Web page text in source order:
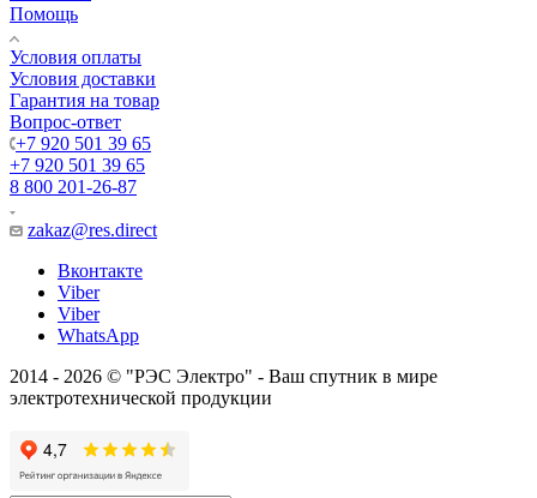
Помощь
Условия оплаты
Условия доставки
Гарантия на товар
Вопрос-ответ
+7 920 501 39 65
+7 920 501 39 65
8 800 201-26-87
zakaz@res.direct
Вконтакте
Viber
Viber
WhatsApp
2014 - 2026 © "РЭС Электро" - Ваш спутник в мире
электротехнической продукции